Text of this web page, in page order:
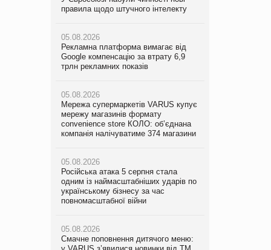
правила щодо штучного інтелекту
05.08.2026
Рекламна платформа вимагає від
Google компенсацію за втрату 6,9
трлн рекламних показів
05.08.2026
Мережа супермаркетів VARUS купує
мережу магазинів формату
convenience store КОЛО: об’єднана
компанія налічуватиме 374 магазини
05.08.2026
Російська атака 5 серпня стала
одним із наймасштабніших ударів по
українському бізнесу за час
повномасштабної війни
05.08.2026
Смачне поповнення дитячого меню:
мережу магазинів формату
05.08.2026
Російська атака 5 серпня стала
повномасштабної війни
05.08.2026
Смачне поповнення дитячого меню:
05.08.2026
Сергій Лісунов про заморожені
хлібобулочні вироби на
04.08.2026
правила щодо штучного інтелекту
05.08.2026
Рекламна платформа вимагає від
Google компенсацію за втрату 6,9
трлн рекламних показів
05.08.2026
Adidas витратила понад $1 млрд на
маркетинг за квартал
рекламі екологічних продуктів
05.08.2026
AstraZeneca обговорює найбільшу